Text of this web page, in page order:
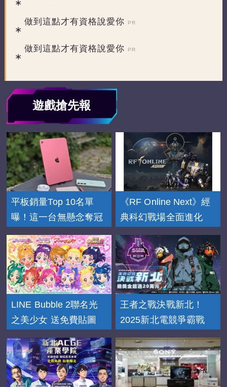
做到這點才有資格說愛你 PR
做到這點才有資格說愛你 PR
遊戲搶先報
平板銷量Top 10名單
曝！這一台無懸念奪冠
《RF Online Next》經
典科幻戰場全面進化
LINE Bubble 2聯名光
之美少女 送免費貼圖
王者之戰決戰新北！
2025新北電競爭霸戰